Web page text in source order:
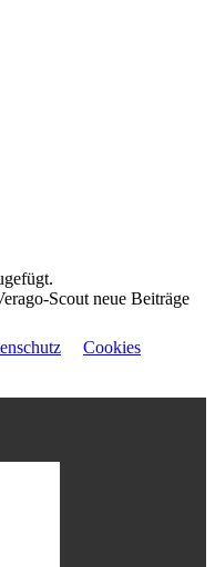
Scout neue Beiträge
Cookies